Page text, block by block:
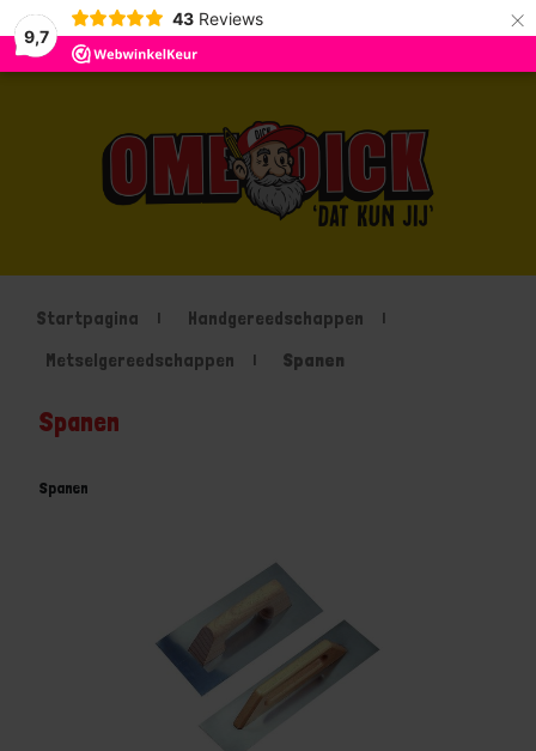
9,7
43 Reviews ×
Startpagina
Handgereedschappen
Metselgereedschappen
Spanen
Spanen
Spanen